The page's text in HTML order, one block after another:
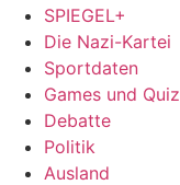
SPIEGEL+
Die Nazi-Kartei
Sportdaten
Games und Quiz
Debatte
Politik
Ausland